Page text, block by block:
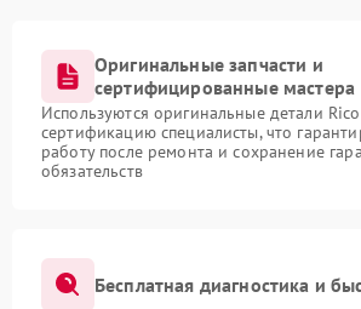
Оригинальные запчасти и
сертифицированные мастера
Используются оригинальные детали
сертификацию специалисты, что
работу после ремонта и сохранение
обязательств
Бесплатная диагностика и